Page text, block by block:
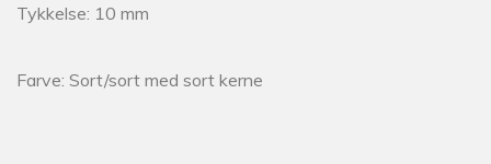
Tykkelse: 10 mm
Farve: Sort/sort med sort kerne